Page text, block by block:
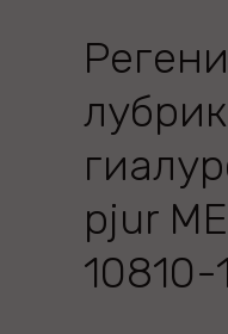
pjur
10810-